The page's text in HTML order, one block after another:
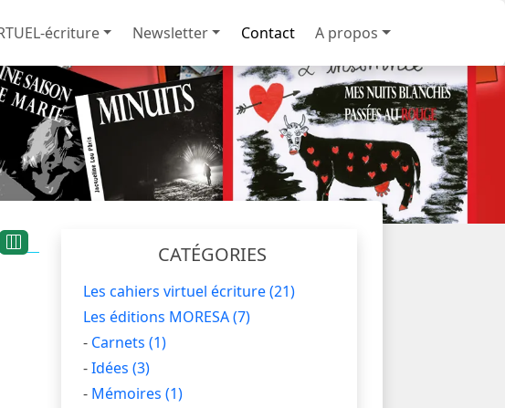
écriture Newsletter Contact A propos
CATÉGORIES
Les cahiers virtuel écriture(21)
Les éditions MORESA(7)
- Carnets (1)
-Idées (3)
- Mémoires (1)